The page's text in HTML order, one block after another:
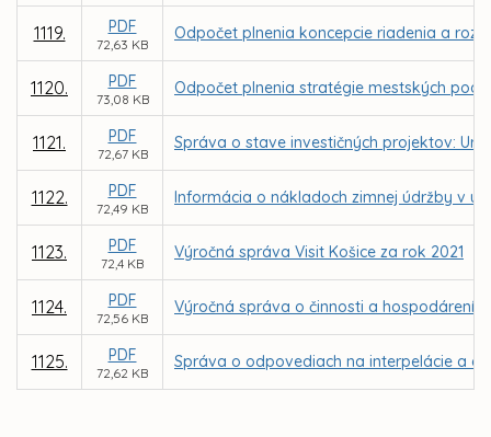
1119. PDF
72,63 KB
Odpočet plnenia koncepcie riadenia a
1120. PDF
73,08 KB
Odpočet plnenia stratégie mestských
1121. PDF
72,67 KB
Správa o stave investičných projektov:
1122. PDF
72,49 KB
Informácia o nákladoch zimnej údržby v
1123. PDF
72,4 KB
Výročná správa Visit Košice za rok 2021
1124. PDF
72,56 KB
Výročná správa o činnosti a hospodárení
1125. PDF
72,62 KB
Správa o odpovediach na interpelácie a